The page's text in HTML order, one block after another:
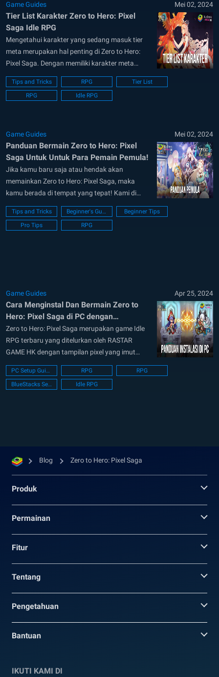
Game Guides Mei 02, 2024
Tier List Karakter Zero to Hero: Pixel
Saga Idle RPG
Mengetahui karakter yang sedang masuk tier
meta merupakan hal penting di Zero to Hero:
Pixel Saga. Dengan memiliki karakter meta
maka kamu akan dapat dengan mudah melaju
jauh dalam melewati stage, melawan player lain
di PvP, dan juga menyelesaikan challenge yang
Tips and Tricks RPG
Tier List
RPG
Idle RPG
Game Guides Mei 02, 2024
Panduan Bermain Zero to Hero: Pixel
Saga Untuk Untuk Para Pemain Pemula!
Jika kamu baru saja atau hendak akan
memainkan Zero to Hero: Pixel Saga, maka
kamu berada di tempat yang tepat! Kami di
emulator android Bluestacks akan menyiapkan
berbagai panduan yang bisa membantu kamu
untuk melaju lebih jauh dalam game idle RPG ini.
Tips and Tricks Beginner's Guide
Beginner Tips
Pro Tips
RPG
Game Guides Apr 25, 2024
Cara Menginstal Dan Bermain Zero to
Hero: Pixel Saga di PC dengan
Bluestacks
Zero to Hero: Pixel Saga merupakan game Idle
RPG terbaru yang ditelurkan oleh RASTAR
GAME HK dengan tampilan pixel yang imut
serta menarik. Dengan berbagai tambahan fitur
dan juga sistem permainan, game ini
memberikan angin baru untuk para pecinta
PC Setup Guide RPG
RPG
BlueStacks Setup
Idle RPG
Blog Zero to Hero: Pixel Saga
Produk
Permainan
Fitur
Tentang
Pengetahuan
Bantuan
IKUTI KAMI DI